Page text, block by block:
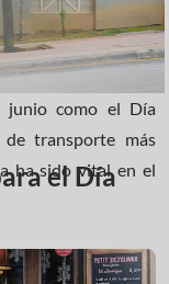
el Día
como el Día
transporte más
ha sido vital en el